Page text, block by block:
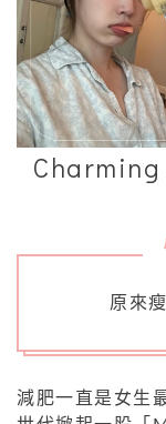
Charming
原來
減肥一直是女生